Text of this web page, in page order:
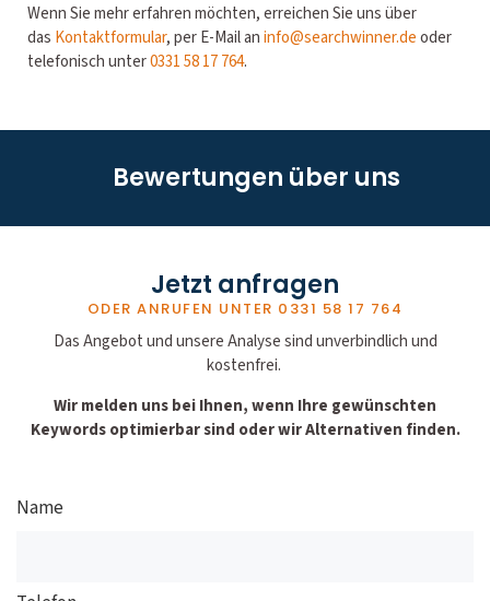
Wenn Sie mehr erfahren möchten, erreichen Sie uns über
das Kontaktformular, per E-Mail aninfo@searchwinner.deoder
telefonisch unter0331 58 17 764.
Bewertungen über uns
Jetzt anfragen
ODER ANRUFEN UNTER 0331 58 17 764
Das Angebot und unsere Analyse sind unverbindlich und
kostenfrei.
Wir melden uns bei Ihnen, wenn Ihre gewünschten
Keywords optimierbar sind oder wir Alternativen finden.
Name